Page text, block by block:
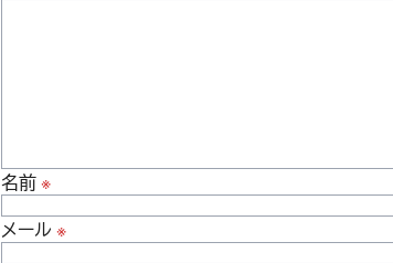
名前※
メール ※